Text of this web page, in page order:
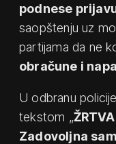
podnese
saopštenju uz
partijama da ne
obračune i
U odbranu
tekstom „
Zadovoljna